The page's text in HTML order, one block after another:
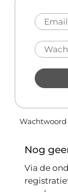
Nog
Via de